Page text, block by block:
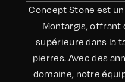
Concept Stone est
Montargis, offrant
supérieure dans la
pierres. Avec des
domaine, notre